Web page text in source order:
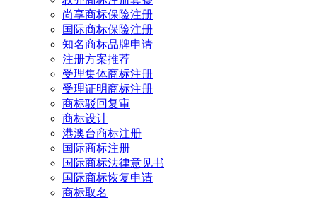
尚享商标保险注册
国际商标保险注册
知名商标品牌申请
注册方案推荐
受理集体商标注册
受理证明商标注册
商标驳回复审
商标设计
港澳台商标注册
国际商标注册
国际商标法律意见书
国际商标恢复申请
商标取名